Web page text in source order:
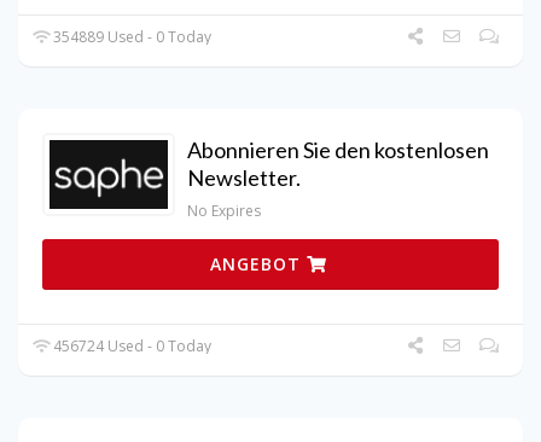
354889 Used - 0 Today
Abonnieren Sie den kostenlosen
Newsletter.
No Expires
ANGEBOT
456724 Used - 0 Today